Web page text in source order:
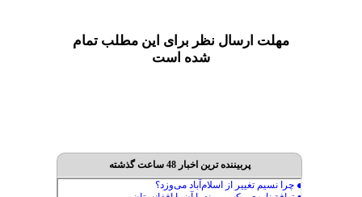
مهلت ارسال نظر برای این مطلب تمام
شده است
پربیننده ترین اخبار 48 ساعت گذشته